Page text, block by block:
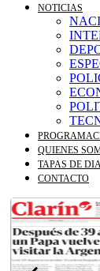
NOTICIAS
QUIENES
TAPAS DE
CONTACTO